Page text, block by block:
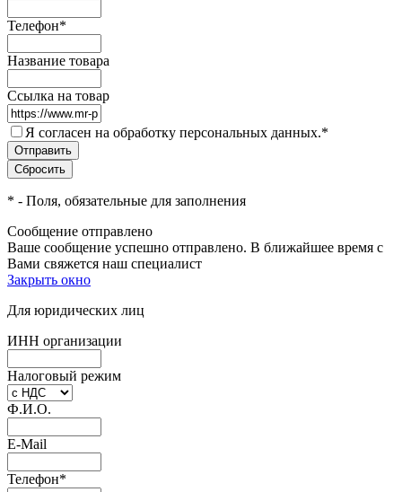
Телефон*
Название товара
Ссылка на товар
Я согласен на обработку персональных данных.*
* - Поля, обязательные для заполнения
Сообщение отправлено
Ваше сообщение успешно отправлено. В ближайшее время с
Вами свяжется наш специалист
Закрыть окно
Для юридических лиц
ИНН организации
Налоговый режим
Ф.И.О.
E-Mail
Телефон*